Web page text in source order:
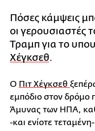
Πόσες κάμψεις
οι γερουσιαστές
Τραμπ για το
Χέγκσεθ.
Ο Πιτ Χέγκσεθ
εμπόδιο στον δρόμο
Άμυνας των ΗΠΑ,
-και ενίοτε